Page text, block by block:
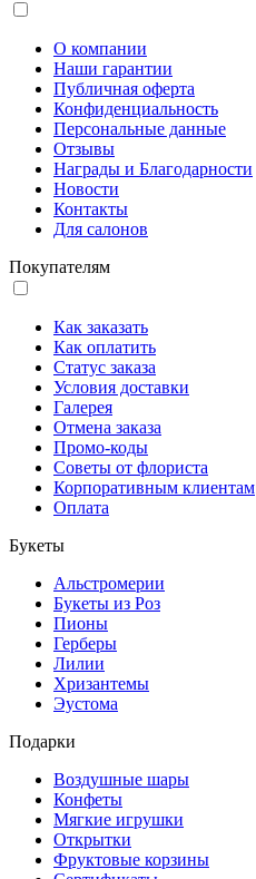
О компании
Наши гарантии
Публичная оферта
Конфиденциальность
Персональные данные
Отзывы
Награды и Благодарности
Новости
Контакты
Для салонов
Покупателям
Как заказать
Как оплатить
Статус заказа
Условия доставки
Галерея
Отмена заказа
Промо-коды
Советы от флориста
Корпоративным клиентам
Оплата
Букеты
Альстромерии
Букеты из Роз
Пионы
Герберы
Лилии
Хризантемы
Эустома
Подарки
Воздушные шары
Конфеты
Мягкие игрушки
Открытки
Фруктовые корзины